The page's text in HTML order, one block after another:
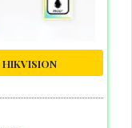
HIKVISION